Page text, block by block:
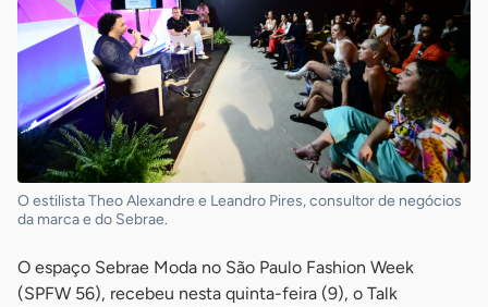
O estilista Theo Alexandre e Leandro Pires, consultor de negócios
da marca e do Sebrae.
O espaço Sebrae Moda no São Paulo Fashion Week
(SPFW 56), recebeu nesta quinta-feira (9), o Talk